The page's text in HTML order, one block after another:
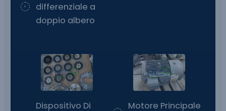
differenziale a
doppio albero
Dispositivo Di
Motore Principale